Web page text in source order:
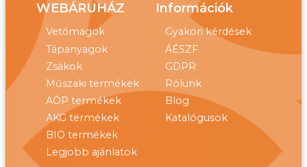
WEBÁRUHÁZ
Vetőmagok
Tápanyagok
Zsákok
Műszaki termékek
AÖP termékek
AKG termékek
BIO termékek
Legjobb ajánlatok
Információk
Gyakori kérdések
ÁÉSZF
GDPR
Rólunk
Blog
Katalógusok